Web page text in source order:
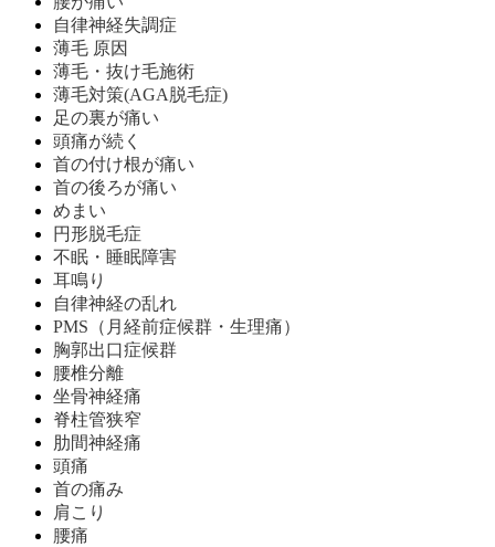
自律神経失調症
薄毛 原因
薄毛・抜け毛施術
薄毛対策(AGA脱毛症)
足の裏が痛い
頭痛が続く
首の付け根が痛い
首の後ろが痛い
めまい
円形脱毛症
不眠・睡眠障害
耳鳴り
自律神経の乱れ
PMS（月経前症候群・生理痛）
胸郭出口症候群
腰椎分離
坐骨神経痛
脊柱管狭窄
肋間神経痛
頭痛
首の痛み
肩こり
腰痛